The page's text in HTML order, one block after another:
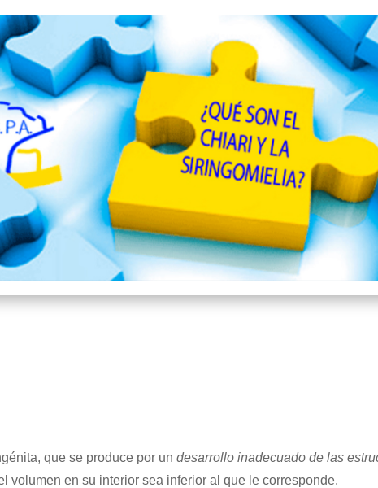
que se produce por undesarrollo inadecuado de las
volumen en su interior sea inferior al que le corresponde.